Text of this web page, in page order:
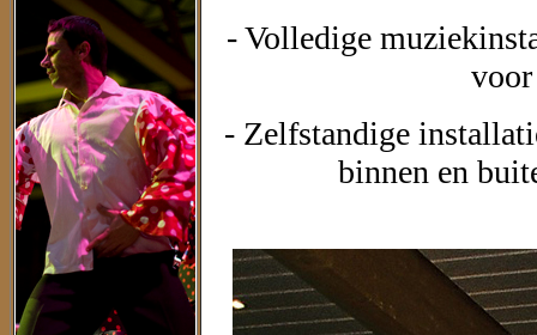
- Volledige
- Zelfstandige
binnen en